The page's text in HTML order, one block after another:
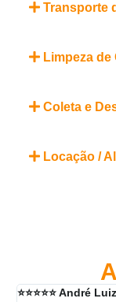
Transporte
Limpeza
Coleta e
Locação /
⭐⭐⭐⭐⭐ André